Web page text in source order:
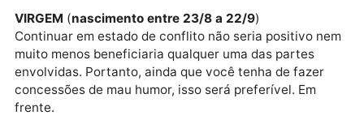
energia vital, dando murro em ponta de faca.
Discernimento.
LEÃO(nascimento entre 22/7 a 22/8)
Você andou carregando tudo sobre suas costas e
foi necessário, por um tempo. A partir de agora o